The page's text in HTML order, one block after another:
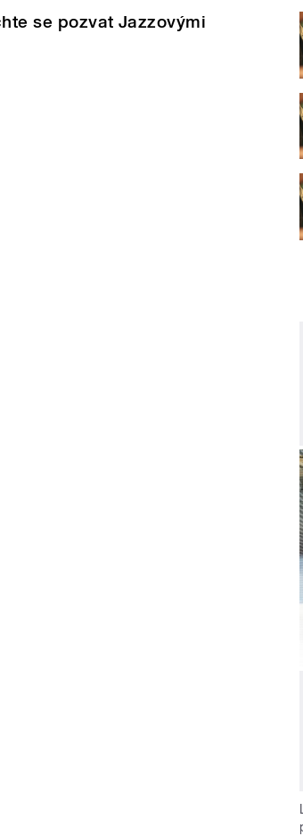
se pozvat Jazzovými